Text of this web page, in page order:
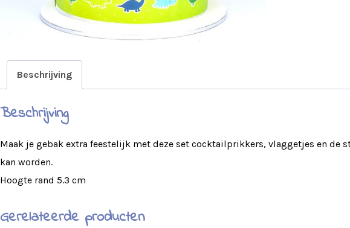
Beschrijving
Beschrijving
Maak je gebak extra feestelijk met deze set cocktailprikkers, vlaggetjes en de
kan worden.
Hoogte rand 5.3 cm
Gerelateerde producten